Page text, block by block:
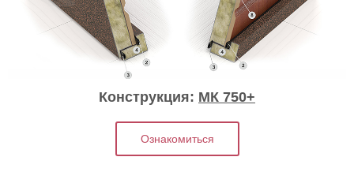
Конструкция: МК 750+
Ознакомиться